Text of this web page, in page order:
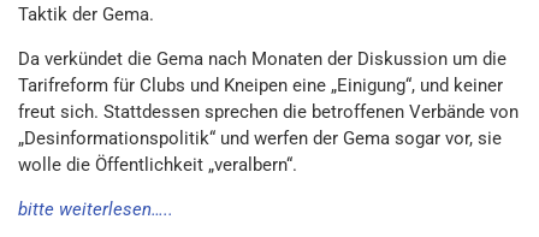
Taktik der Gema.
Da verkündet die Gema nach Monaten der Diskussion um die
Tarifreform für Clubs und Kneipen eine „Einigung“, und keiner
freut sich. Stattdessen sprechen die betroffenen Verbände von
„Desinformationspolitik“ und werfen der Gema sogar vor, sie
wolle die Öffentlichkeit „veralbern“.
bitte weiterlesen…..